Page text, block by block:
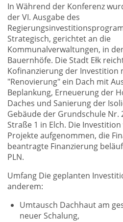
In Während der Konferenz
der VI. Ausgabe des
Strategisch, gerichtet an die
Kommunalverwaltungen, in
Bauernhöfe. Die Stadt Ełk
Kofinanzierung der Investition
"Renovierung" ein Dach mit
Beplankung, Erneuerung der
Daches und Sanierung der
Gebäude der Grundschule Nr.
Straße 1 in Elch. Die
Projekte aufgenommen, die
beantragte Finanzierung
PLN.
Umfang Die geplanten
anderem:
Umtausch Dachhaut am
neuer Schalung,